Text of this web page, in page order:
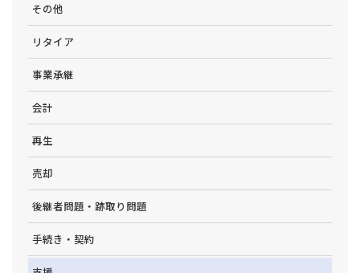
その他
リタイア
事業承継
会計
再生
売却
後継者問題・跡取り問題
手続き・契約